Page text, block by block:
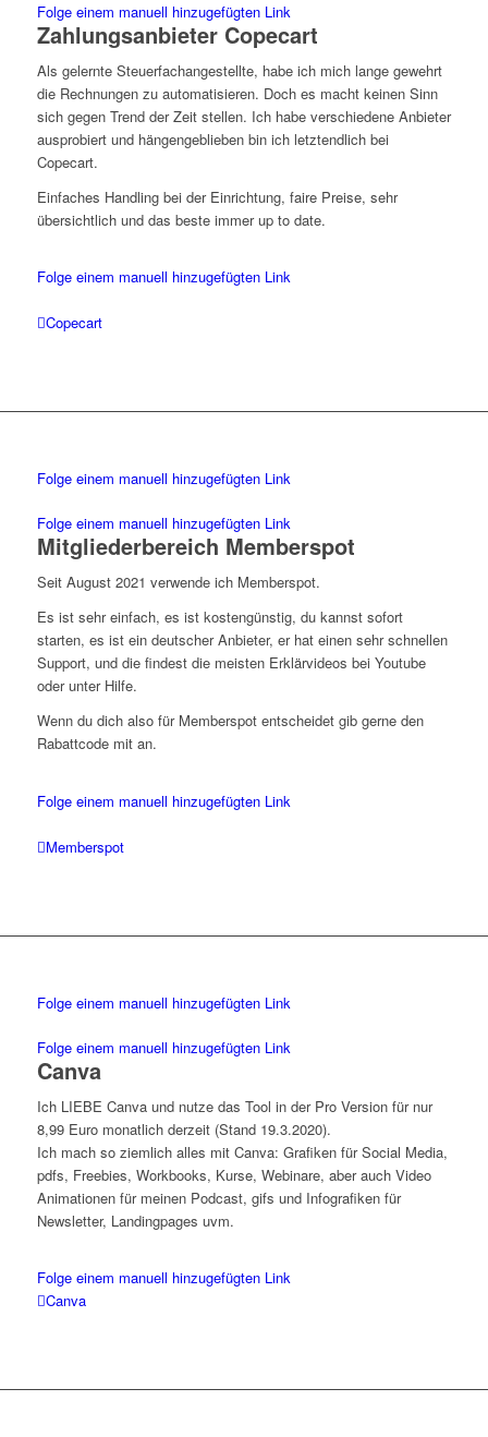
Folge einem manuell hinzugefügten Link
Zahlungsanbieter Copecart
Als gelernte Steuerfachangestellte, habe ich mich lange gewehrt
die Rechnungen zu automatisieren. Doch es macht keinen Sinn
sich gegen Trend der Zeit stellen. Ich habe verschiedene Anbieter
ausprobiert und hängengeblieben bin ich letztendlich bei
Copecart.
Einfaches Handling bei der Einrichtung, faire Preise, sehr
übersichtlich und das beste immer up to date.
Folge einem manuell hinzugefügten Link
Copecart
Folge einem manuell hinzugefügten Link
Folge einem manuell hinzugefügten Link
Mitgliederbereich Memberspot
Seit August 2021 verwende ich Memberspot.
Es ist sehr einfach, es ist kostengünstig, du kannst sofort
starten, es ist ein deutscher Anbieter, er hat einen sehr schnellen
Support, und die findest die meisten Erklärvideos bei Youtube
oder unter Hilfe.
Wenn du dich also für Memberspot entscheidet gib gerne den
Rabattcode mit an.
Folge einem manuell hinzugefügten Link
Memberspot
Folge einem manuell hinzugefügten Link
Folge einem manuell hinzugefügten Link
Canva
Ich LIEBE Canva und nutze das Tool in der Pro Version für nur
8,99 Euro monatlich derzeit (Stand 19.3.2020).
Ich mach so ziemlich alles mit Canva: Grafiken für Social Media,
pdfs, Freebies, Workbooks, Kurse, Webinare, aber auch Video
Animationen für meinen Podcast, gifs und Infografiken für
Newsletter, Landingpages uvm.
Folge einem manuell hinzugefügten Link
Canva